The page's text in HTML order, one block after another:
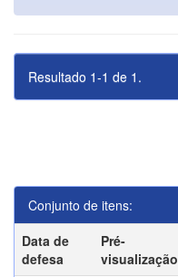
Resultado 1-1 de 1.
Conjunto de itens:
Data de
defesa
Pré-
visualização